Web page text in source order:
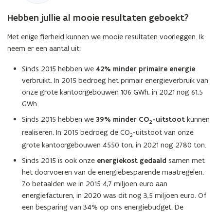
Hebben jullie al mooie resultaten geboekt?
Met enige fierheid kunnen we mooie resultaten voorleggen. Ik
neem er een aantal uit:
Sinds 2015 hebben we 42% minder primaire energie
verbruikt. In 2015 bedroeg het primair energieverbruik van
onze grote kantoorgebouwen 106 GWh, in 2021 nog 61,5
GWh.
Sinds 2015 hebben we 39% minder CO2-uitstoot kunnen
realiseren. In 2015 bedroeg de CO2-uitstoot van onze
grote kantoorgebouwen 4550 ton, in 2021 nog 2780 ton.
Sinds 2015 is ook onze energiekost gedaald samen met
het doorvoeren van de energiebesparende maatregelen.
Zo betaalden we in 2015 4,7 miljoen euro aan
energiefacturen, in 2020 was dit nog 3,5 miljoen euro. Of
een besparing van 34% op ons energiebudget. De